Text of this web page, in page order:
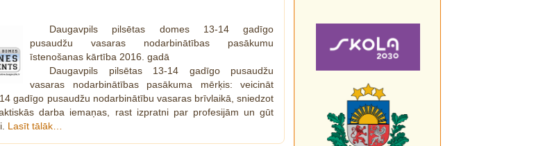
Daugavpils pilsētas domes 13-14 gadīgo
pusaudžu vasaras nodarbinātības pasākumu
īstenošanas kārtība 2016. gadā
Daugavpils pilsētas 13-14 gadīgo pusaudžu
vasaras nodarbinātības pasākuma mērķis: veicināt
gadīgo pusaudžu nodarbinātību vasaras brīvlaikā, sniedzot
darba iemaņas, rast izpratni par profesijām un gūt
Lasīt tālāk…